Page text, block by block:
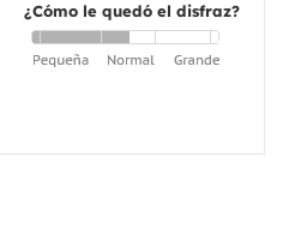
¿Cómo le quedó el disfraz?